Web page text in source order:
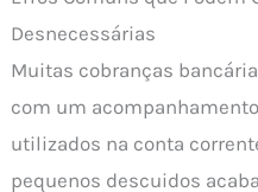
Desnecessárias
Muitas cobranças
com um
utilizados na conta
pequenos descuidos